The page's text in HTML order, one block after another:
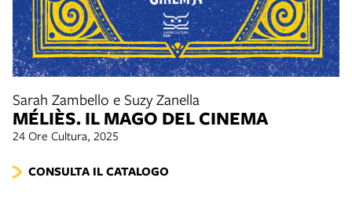
Sarah Zambello e Suzy Zanella
MÉLIÈS. IL MAGO DEL CINEMA
24 Ore Cultura, 2025
CONSULTA IL CATALOGO